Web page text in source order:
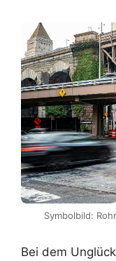
Symbolbild:
Bei dem